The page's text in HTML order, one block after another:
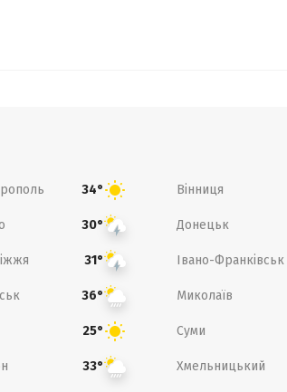
34° Вінниця
30° Донецьк
31° Івано-Франківськ
36° Миколаїв
25° Суми
33° Хмельницький